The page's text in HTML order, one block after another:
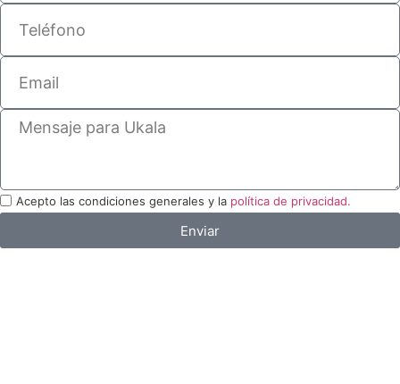
Acepto las condiciones generales y la política de privacidad.
Enviar